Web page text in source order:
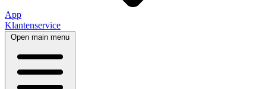
App
Klantenservice
Open main menu